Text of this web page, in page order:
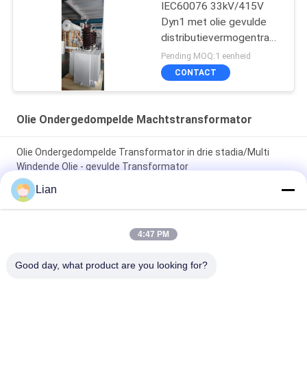
IEC60076 33kV/415V
Dyn1 met olie gevulde
distributievermogentrans
former
Pending MOQ:1 eenheid
CONTACT
Olie Ondergedompelde Machtstransformator
Olie Ondergedompelde Transformator in drie stadia/Multi
Windende Olie - gevulde Transformator
200 kVA 33 kV olie ondergedompelde krachttransformator
met Dyn11 aansluiting voor distributienetwerken
Compacte ONAN-verkoelingsolie ondergedompelde
betrouwbare elektrische netwerken
Lian
4:47 PM
Good day, what product are you looking for?